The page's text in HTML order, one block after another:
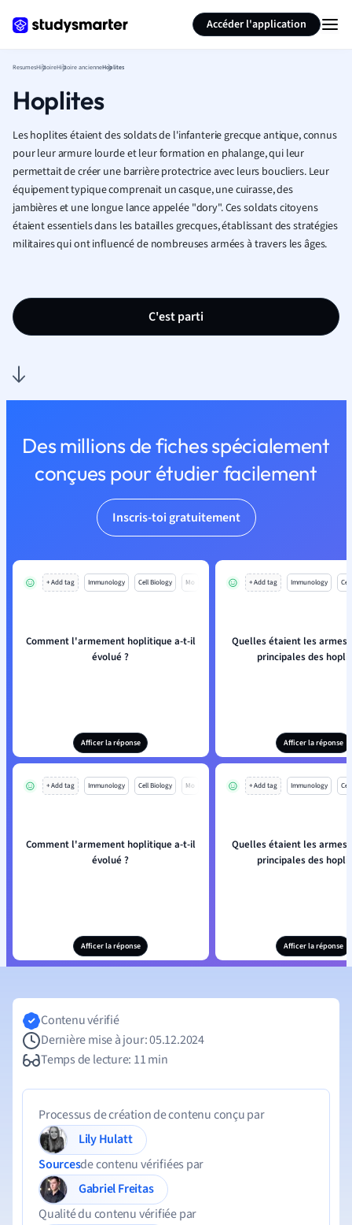
Accéder l'application
ResumesHistoireHistoire ancienneHoplites
Hoplites
Les hoplites étaient des soldats de l'infanterie grecque antique, connus
pour leur armure lourde et leur formation en phalange, qui leur
permettait de créer une barrière protectrice avec leurs boucliers. Leur
équipement typique comprenait un casque, une cuirasse, des
jambières et une longue lance appelée "dory". Ces soldats citoyens
étaient essentiels dans les batailles grecques, établissant des stratégies
militaires qui ont influencé de nombreuses armées à travers les âges.
C'est parti
Des millions de fiches spécialement
conçues pour étudier facilement
Inscris-toi gratuitement
+ Add tag Immunology Cell Biology Mo
Comment l'armement hoplitique a-t-il
évolué ?
Afficer la réponse
+ Add tag Immunology
Quelles étaient les armes
principales des
Afficer la réponse
+ Add tag Immunology Cell Biology Mo
Comment l'armement hoplitique a-t-il
évolué ?
Afficer la réponse
+ Add tag Immunology
Quelles étaient les armes
principales des
Afficer la réponse
Résumer la page
Contenu vérifié
Dernière mise à jour: 05.12.2024
Temps de lecture: 11 min
Processus de création de contenu conçu par
Lily Hulatt
Sourcesde contenu vérifiées par
Gabriel Freitas
Qualité du contenu vérifiée par